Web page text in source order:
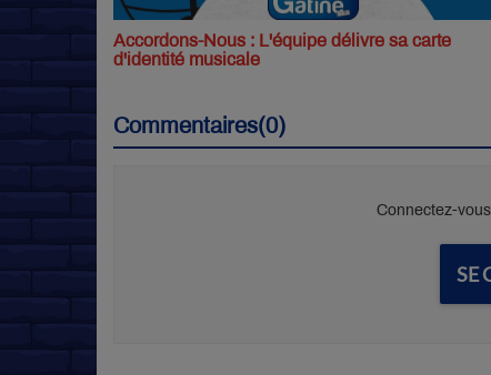
Accordons-Nous : L'équipe délivre sa carte
d'identité musicale
Commentaires(0)
Connectez-
SE